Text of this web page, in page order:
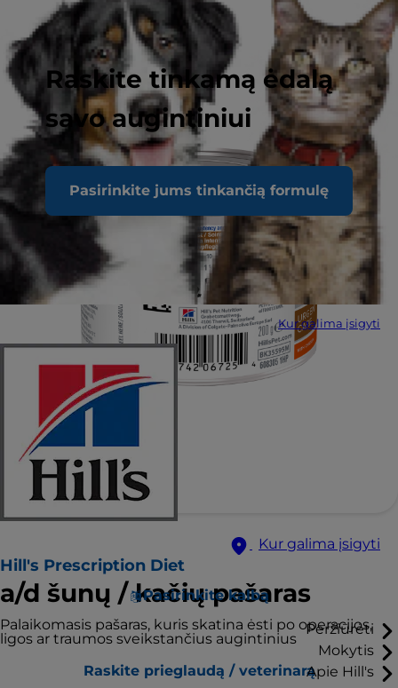
Raskite tinkamą ėdalą
savo augintiniui
Pasirinkite jums tinkančią formulę
Kur galima įsigyti
Kur galima įsigyti
Pasirinkite kalbą
Peržiūrėti
Mokytis
Apie Hill's
Hill's Prescription Diet
a/d šunų / kačių pašaras
Palaikomasis pašaras, kuris skatina ėsti po operacijos,
ligos ar traumos sveikstančius augintinius
Raskite prieglaudą / veterinarą